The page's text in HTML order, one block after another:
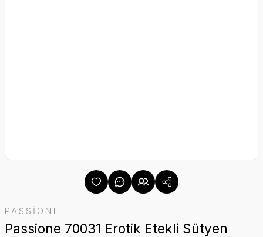
PASSİONE
Passione 70031 Erotik Etekli Sütyen